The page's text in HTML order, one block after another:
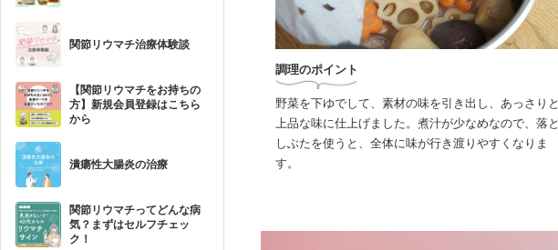
関節リウマチ治療体験談
【関節リウマチをお持ちの
方】新規会員登録はこちら
から
潰瘍性大腸炎の治療
関節リウマチってどんな病
気？まずはセルフチェッ
ク！
調理のポイント
野菜を下ゆでして、素材の味を引き出し、あっさりと
上品な味に仕上げました。煮汁が少なめなので、落と
しぶたを使うと、全体に味が行き渡りやすくなりま
す。